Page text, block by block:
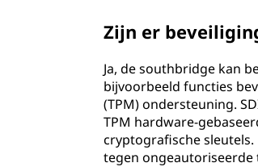
Zijn er
Ja, de southbridge kan
bijvoorbeeld functies
(TPM) ondersteuning.
TPM hardware-
cryptografische sleutels.
tegen ongeautoriseerde